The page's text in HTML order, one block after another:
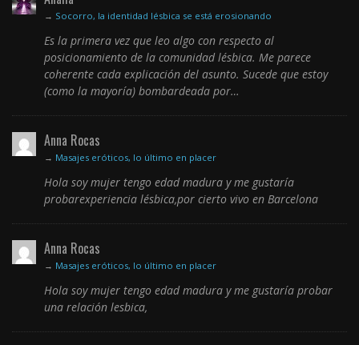
→ Socorro, la identidad lésbica se está erosionando
Es la primera vez que leo algo con respecto al
posicionamiento de la comunidad lésbica. Me parece
coherente cada explicación del asunto. Sucede que estoy
(como la mayoría) bombardeada por…
Anna Rocas
→ Masajes eróticos, lo último en placer
Hola soy mujer tengo edad madura y me gustaría
probarexperiencia lésbica,por cierto vivo en Barcelona
Anna Rocas
→ Masajes eróticos, lo último en placer
Hola soy mujer tengo edad madura y me gustaría probar
una relación lesbica,